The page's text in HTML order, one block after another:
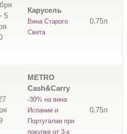
5
Карусель
Вина Старого
Света
0,75л
METRO
Cash&Carry
-30% на вина
Испании и
Португалии при
покупке от 3-х
0,75л